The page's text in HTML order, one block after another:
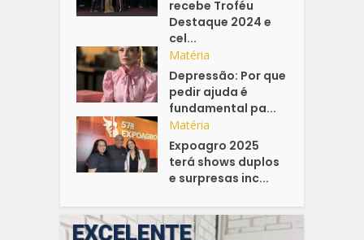
recebe Troféu
Destaque 2024 e
cel...
Matéria
Depressão: Por que
pedir ajuda é
fundamental pa...
Matéria
Expoagro 2025
terá shows duplos
e surpresas inc...